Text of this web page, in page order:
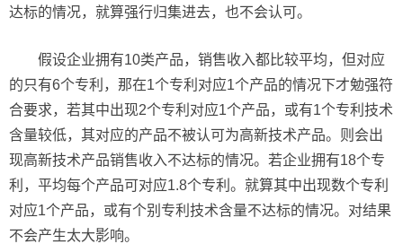
达标的情况，就算强行归集进去，也不会认可。
假设企业拥有10类产品，销售收入都比较平均，但对应
的只有6个专利，那在1个专利对应1个产品的情况下才勉强符
合要求，若其中出现2个专利对应1个产品，或有1个专利技术
含量较低，其对应的产品不被认可为高新技术产品。则会出
现高新技术产品销售收入不达标的情况。若企业拥有18个专
利，平均每个产品可对应1.8个专利。就算其中出现数个专利
对应1个产品，或有个别专利技术含量不达标的情况。对结果
不会产生太大影响。